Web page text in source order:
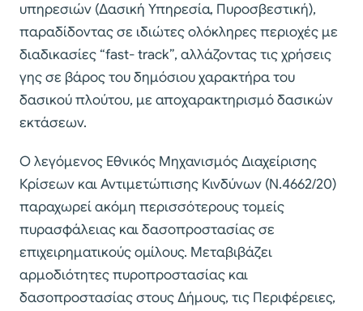
υπηρεσιών (Δασική Υπηρεσία, Πυροσβεστική),
παραδίδοντας σε ιδιώτες ολόκληρες περιοχές με
διαδικασίες “fast- track”, αλλάζοντας τις χρήσεις
γης σε βάρος του δημόσιου χαρακτήρα του
δασικού πλούτου, με αποχαρακτηρισμό δασικών
εκτάσεων.
Ο λεγόμενος Εθνικός Μηχανισμός Διαχείρισης
Κρίσεων και Αντιμετώπισης Κινδύνων (Ν.4662/20)
παραχωρεί ακόμη περισσότερους τομείς
πυρασφάλειας και δασοπροστασίας σε
επιχειρηματικούς ομίλους. Μεταβιβάζει
αρμοδιότητες πυροπροστασίας και
δασοπροστασίας στους Δήμους, τις Περιφέρειες,